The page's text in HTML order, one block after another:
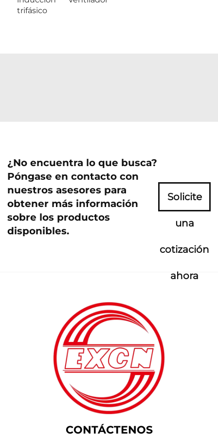
trifásico
¿No encuentra lo que busca?
Póngase en contacto con
nuestros asesores para
obtener más información
sobre los productos
disponibles.
Solicite
una
cotización
ahora
CONTÁCTENOS